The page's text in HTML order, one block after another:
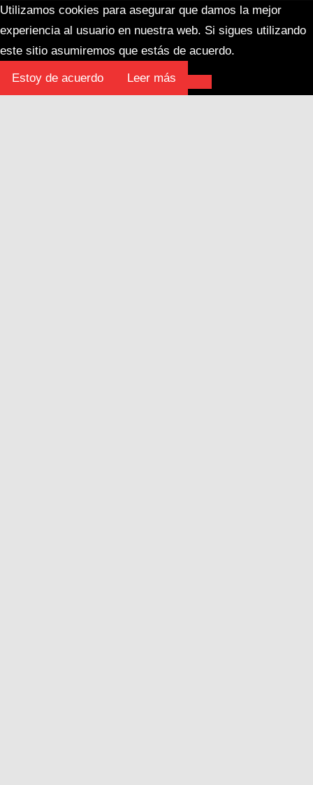
Utilizamos cookies para asegurar que damos la mejor
experiencia al usuario en nuestra web. Si sigues utilizando
este sitio asumiremos que estás de acuerdo.
Estoy de acuerdo Leer más